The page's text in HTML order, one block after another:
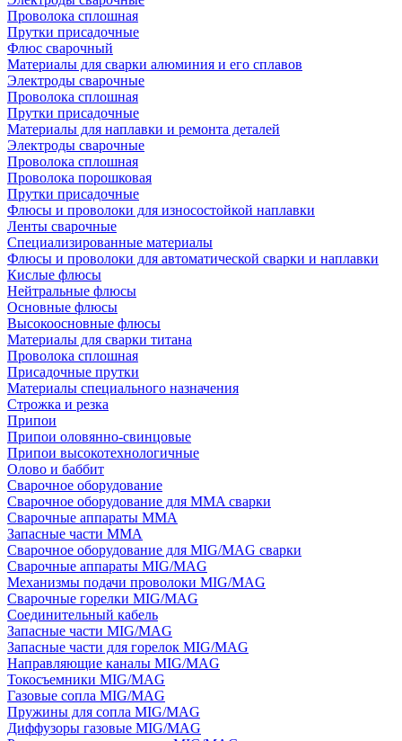
Проволока сплошная
Прутки присадочные
Флюс сварочный
Материалы для сварки алюминия и его сплавов
Электроды сварочные
Проволока сплошная
Прутки присадочные
Материалы для наплавки и ремонта деталей
Электроды сварочные
Проволока сплошная
Проволока порошковая
Прутки присадочные
Флюсы и проволоки для износостойкой наплавки
Ленты сварочные
Специализированные материалы
Флюсы и проволоки для автоматической сварки и наплавки
Кислые флюсы
Нейтральные флюсы
Основные флюсы
Высокоосновные флюсы
Материалы для сварки титана
Проволока сплошная
Присадочные прутки
Материалы специального назначения
Строжка и резка
Припои
Припои оловянно-свинцовые
Припои высокотехнологичные
Олово и баббит
Сварочное оборудование
Сварочное оборудование для MMA сварки
Сварочные аппараты MMA
Запасные части MMA
Сварочное оборудование для MIG/MAG сварки
Сварочные аппараты MIG/MAG
Механизмы подачи проволоки MIG/MAG
Сварочные горелки MIG/MAG
Соединительный кабель
Запасные части MIG/MAG
Запасные части для горелок MIG/MAG
Направляющие каналы MIG/MAG
Токосъемники MIG/MAG
Газовые сопла MIG/MAG
Пружины для сопла MIG/MAG
Диффузоры газовые MIG/MAG